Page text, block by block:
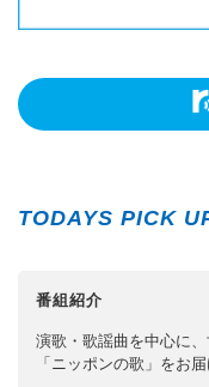
TODAYS PICK
番組紹介
演歌・歌謡曲を中心に
「ニッポンの歌」をお